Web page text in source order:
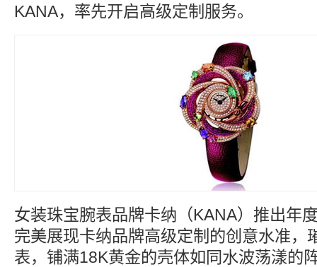
KANA，率先开启高级定制服务。
女装珠宝腕表品牌卡纳（KANA）推出年
完美展现卡纳品牌高级定制的创意水准，
表，铺满18K黄金的壳体如同水波荡漾的